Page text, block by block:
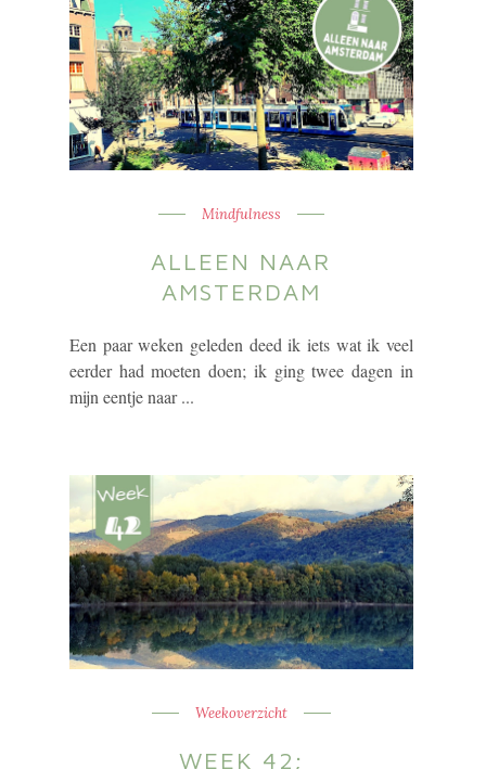
Mindfulness
ALLEEN NAAR
AMSTERDAM
Een paar weken geleden deed ik iets wat ik veel
eerder had moeten doen; ik ging twee dagen in
mijn eentje naar ...
Weekoverzicht
WEEK 42;